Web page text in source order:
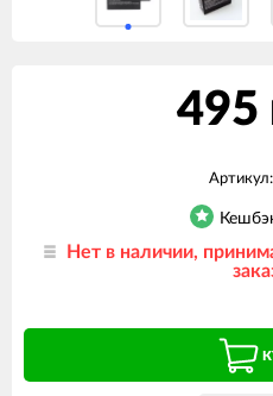
495
Артикул:
Нет в наличии,